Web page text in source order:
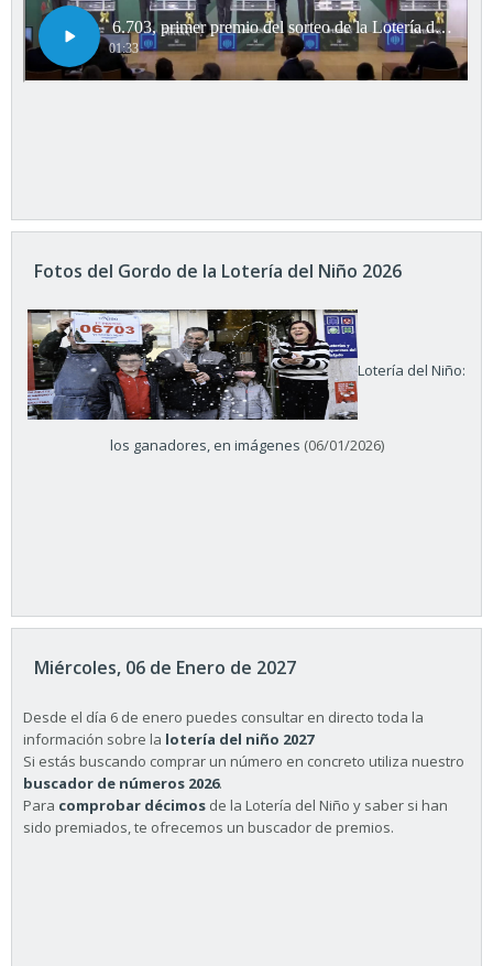
Fotos del Gordo de la Lotería del Niño 2026
Lotería del Niño:
los ganadores, en imágenes (06/01/2026)
Miércoles, 06 de Enero de 2027
Desde el día 6 de enero puedes consultar en directo toda la
información sobre la lotería del niño 2027
Si estás buscando comprar un número en concreto utiliza nuestro
buscador de números 2026.
Para comprobar décimos de la Lotería del Niño y saber si han
sido premiados, te ofrecemos un buscador de premios.